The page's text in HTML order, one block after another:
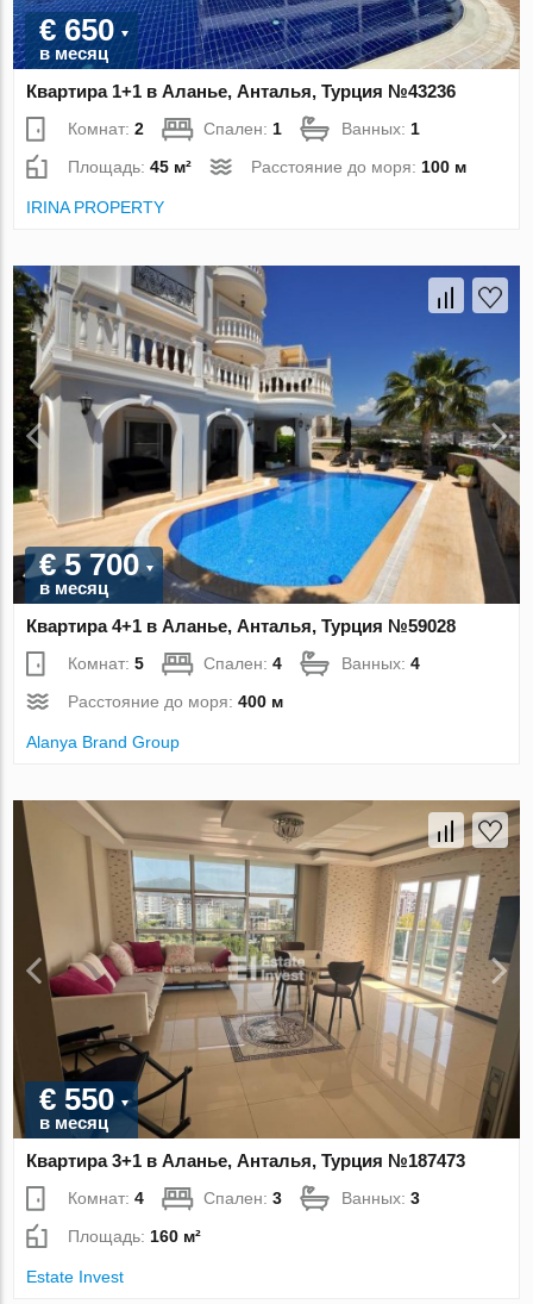
€ 650
в месяц
Квартира 1+1 в Аланье, Анталья, Турция №43236
Комнат:2 Спален:1 Ванных:1
Площадь:45 м² Расстояние до моря:100 м
IRINA PROPERTY
€ 5 700
в месяц
Квартира 4+1 в Аланье, Анталья, Турция №59028
Комнат:5 Спален:4 Ванных:4
Расстояние до моря:400 м
Alanya Brand Group
€ 550
в месяц
Квартира 3+1 в Аланье, Анталья, Турция №187473
Комнат:4 Спален:3 Ванных:3
Площадь: 160 м²
Estate Invest